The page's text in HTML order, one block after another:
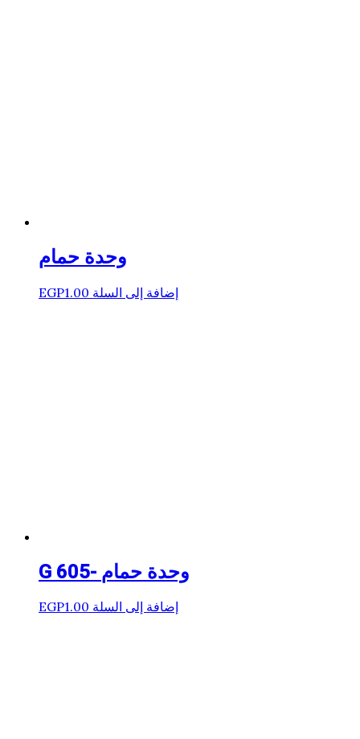
وحدة حمام
EGP1.00 إضافة إلى السلة
G 605- وحدة حمام
EGP1.00 إضافة إلى السلة